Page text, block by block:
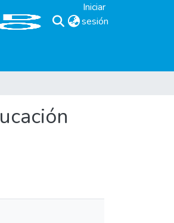
Iniciar
sesión